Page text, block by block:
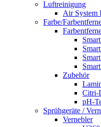
Luftreinigung
Air System
Farbe/
Zubehör
Citri-
pH-
Sprühgeräte /
Vernebler